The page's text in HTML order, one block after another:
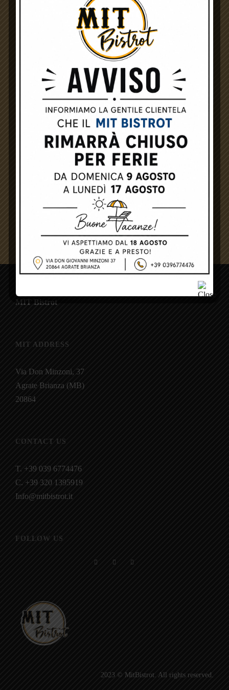
Caffe
Aranciata Amara
INSTAGRAM FOLLOW
MIT Bistrot
MIT ADDRESS
Via Don Minzoni, 37
Agrate Brianza (MB)
20864
CONTACT US
T. +39 039 6774476
C. +39 320 1395919
Info@mitbistrot.it
FOLLOW US
2023 © MitBistrot. All rights reserved.